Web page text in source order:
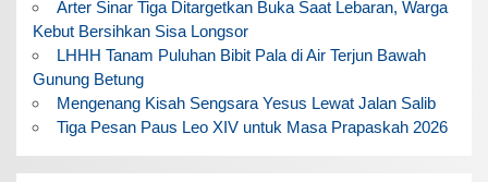
Arter Sinar Tiga Ditargetkan Buka Saat Lebaran, Warga
Kebut Bersihkan Sisa Longsor
LHHH Tanam Puluhan Bibit Pala di Air Terjun Bawah
Gunung Betung
Mengenang Kisah Sengsara Yesus Lewat Jalan Salib
Tiga Pesan Paus Leo XIV untuk Masa Prapaskah 2026